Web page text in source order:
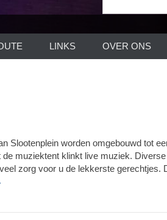
LINKS OVER ONS
Slootenplein worden omgebouwd tot
muziektent klinkt live muziek.
zorg voor u de lekkerste gerechtjes.